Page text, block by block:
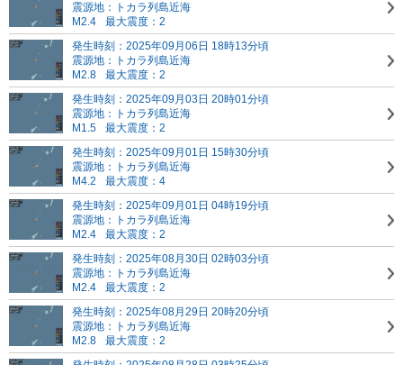
震源地：トカラ列島近海
M2.4
最大震度：2
発生時刻：2025年09月06日 18時13分頃
震源地：トカラ列島近海
M2.8
最大震度：2
発生時刻：2025年09月03日 20時01分頃
震源地：トカラ列島近海
M1.5
最大震度：2
発生時刻：2025年09月01日 15時30分頃
震源地：トカラ列島近海
M4.2
最大震度：4
発生時刻：2025年09月01日 04時19分頃
震源地：トカラ列島近海
M2.4
最大震度：2
発生時刻：2025年08月30日 02時03分頃
震源地：トカラ列島近海
M2.4
最大震度：2
発生時刻：2025年08月29日 20時20分頃
震源地：トカラ列島近海
M2.8
最大震度：2